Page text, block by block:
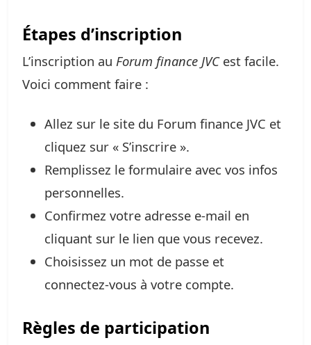
Étapes d’inscription
L’inscription au Forum finance JVCest facile.
Voici comment faire :
Allez sur le site du Forum finance JVC et
cliquez sur « S’inscrire ».
Remplissez le formulaire avec vos infos
personnelles.
Confirmez votre adresse e-mail en
cliquant sur le lien que vous recevez.
Choisissez un mot de passe et
connectez-vous à votre compte.
Règles de participation